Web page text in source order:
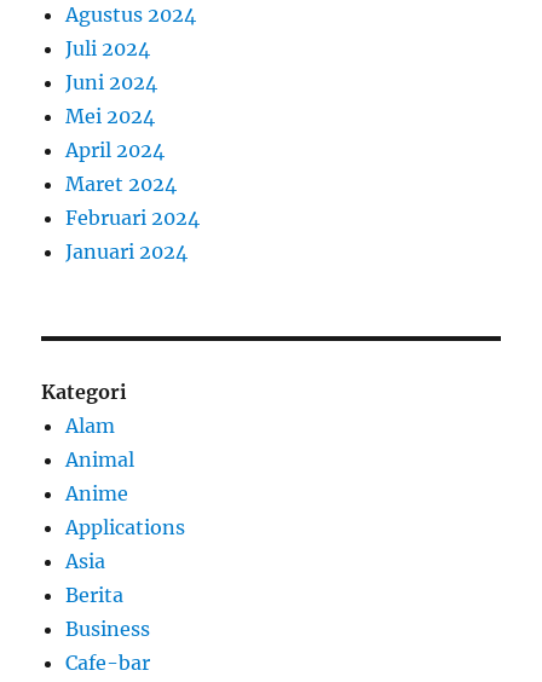
Agustus 2024
Juli 2024
Juni 2024
Mei 2024
April 2024
Maret 2024
Februari 2024
Januari 2024
Kategori
Alam
Animal
Anime
Applications
Asia
Berita
Business
Cafe-bar